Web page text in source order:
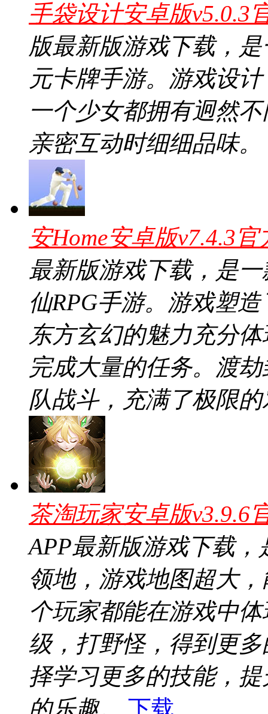
手袋设计安卓版v5.0.3
版最新版游戏下载，
元卡牌手游。游戏设
一个少女都拥有迥然
亲密互动时细细品味。
安Home安卓版v7.4.3官
最新版游戏下载，是
仙RPG手游。游戏塑
东方玄幻的魅力充分
完成大量的任务。渡
队战斗，充满了极限
茶淘玩家安卓版v3.9.6
APP最新版游戏下载
领地，游戏地图超大
个玩家都能在游戏中
级，打野怪，得到更
择学习更多的技能，
的乐趣。
下载